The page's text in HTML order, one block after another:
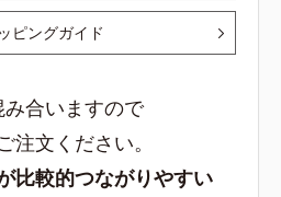
ピングガイド
み合いますので
注文ください。
比較的つながりやすい